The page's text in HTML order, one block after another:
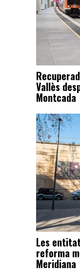
Vallès
Montcada
Les
reforma
Meridiana